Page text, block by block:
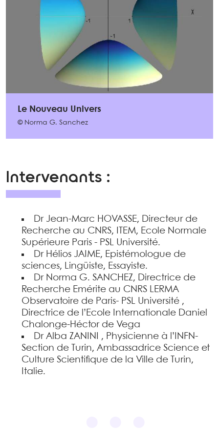
Le Nouveau Univers
© Norma G. Sanchez
Intervenants :
Dr Jean-Marc HOVASSE, Directeur de
Recherche au CNRS, ITEM, Ecole Normale
Supérieure Paris - PSL Université.
Dr Hélios JAIME, Epistémologue de
sciences, Lingüiste, Essayiste.
Dr Norma G. SANCHEZ, Directrice de
Recherche Emérite au CNRS LERMA
Observatoire de Paris- PSL Université ,
Directrice de l’Ecole Internationale Daniel
Chalonge-Héctor de Vega
Dr Alba ZANINI , Physicienne à l’INFN-
Section de Turin, Ambassadrice Science et
Culture Scientifique de la Ville de Turin,
Italie.